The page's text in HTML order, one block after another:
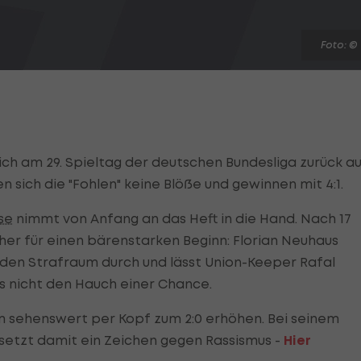
Foto: ©
am 29. Spieltag der deutschen Bundesliga zurück
die "Fohlen" keine Blöße und gewinnen mit 4:1.
nimmt von Anfang an das Heft in die Hand. Nach 17
für einen bärenstarken Beginn: Florian Neuhaus
Strafraum durch und lässt Union-Keeper Rafal
nicht den Hauch einer Chance.
per Kopf zum 2:0 erhöhen. Bei seinem
damit ein Zeichen gegen Rassismus - Hier